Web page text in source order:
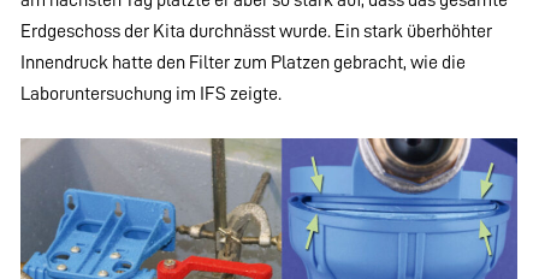
Erdgeschoss der Kita durchnässt wurde. Ein stark überhöhter
Innendruck hatte den Filter zum Platzen gebracht, wie die
Laboruntersuchung im IFS zeigte.